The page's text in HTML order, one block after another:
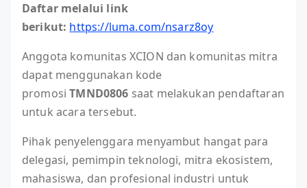
Daftar melalui link
berikut: https://luma.com/nsarz8oy
Anggota komunitas XCION dan komunitas mitra
dapat menggunakan kode
promosiTMND0806 saat melakukan pendaftaran
untuk acara tersebut.
Pihak penyelenggara menyambut hangat para
delegasi, pemimpin teknologi, mitra ekosistem,
mahasiswa, dan profesional industri untuk